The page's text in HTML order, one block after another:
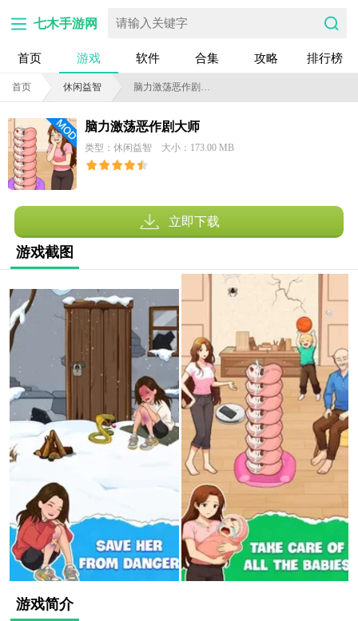
七木手游网
首页 游戏 软件 合集 攻略 排行榜
首页 休闲益智 脑力激荡恶作剧大师
脑力激荡恶作剧大师
类型：休闲益智 大小：173.00 MB
立即下载
游戏截图
游戏简介